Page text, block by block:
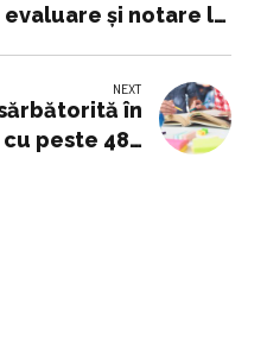
și notare la
NEXT
în
peste 480